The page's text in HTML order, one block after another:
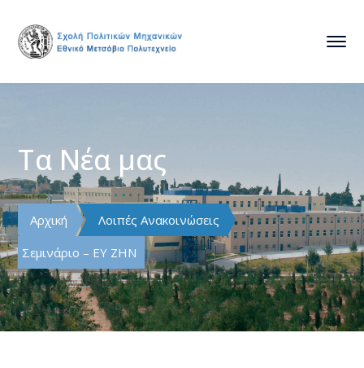
Τα Νέα μας
Αρχική
Λοιπές Ανακοινώσεις
Σεμινάριο – ΕΥ ΖΗΝ